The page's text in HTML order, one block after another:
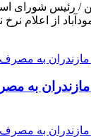
/ رئیس
به